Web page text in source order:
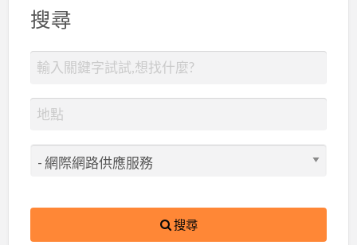
搜尋
搜尋